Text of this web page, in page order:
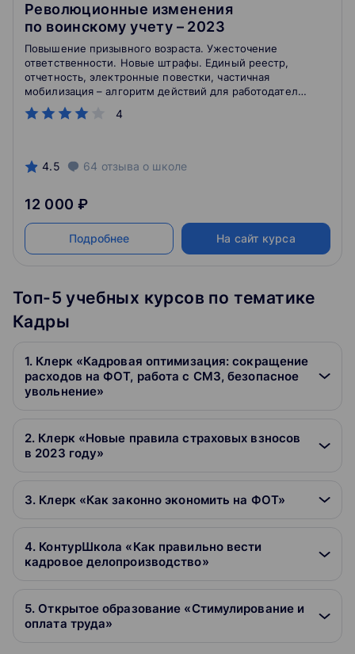
Революционные изменения
по воинскому учету – 2023
4
Повышение призывного возраста. Ужесточение
ответственности. Новые штрафы. Единый реестр,
отчетность, электронные повестки, частичная
мобилизация – алгоритм действий для работодателя.
Создание штаба оповещения. Бронирование.
4.5 64 отзыва о школе
12 000 ₽
Подробнее На сайт курса
Топ-5 учебных курсов по тематике
Кадры
1. Клерк «Кадровая оптимизация: сокращение
расходов на ФОТ, работа с СМЗ, безопасное
увольнение»
2. Клерк «Новые правила страховых взносов
в 2023 году»
3. Клерк «Как законно экономить на ФОТ»
4. КонтурШкола «Как правильно вести
кадровое делопроизводство»
5. Открытое образование «Стимулирование и
оплата труда»